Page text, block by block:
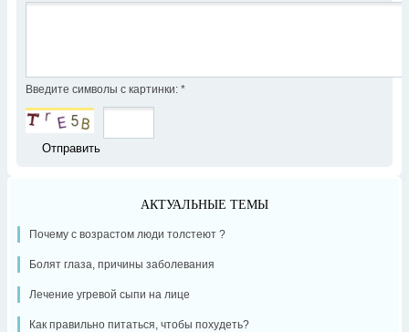
Введите символы с картинки: *
АКТУАЛЬНЫЕ ТЕМЫ
Почему с возрастом люди толстеют ?
Болят глаза, причины заболевания
Лечение угревой сыпи на лице
Как правильно питаться, чтобы похудеть?